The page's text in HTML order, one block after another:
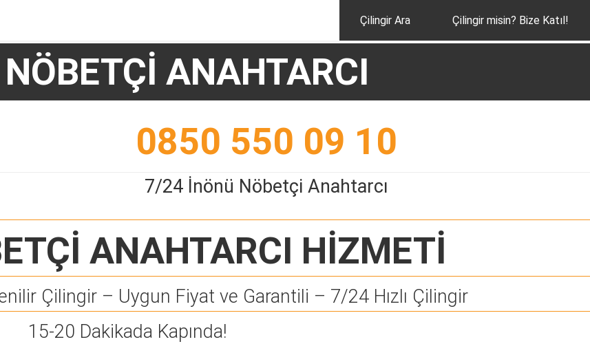
Çilingir Ara Çilingir misin? Bize Katıl!
ANAHTARCI
0850 550 09 10
7/24 İnönü Nöbetçi Anahtarcı
ANAHTARCI HİZMETİ
Çilingir – Uygun Fiyat ve Garantili – 7/24 Hızlı Çilingir
15-20 Dakikada Kapında!